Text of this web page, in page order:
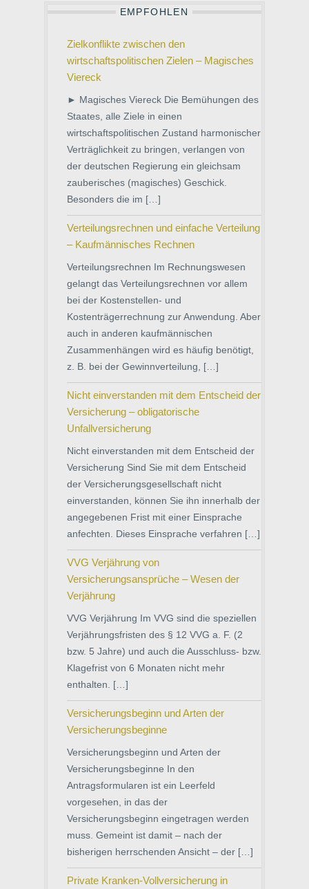
EMPFOHLEN
Zielkonflikte zwischen den
wirtschaftspolitischen Zielen – Magisches
Viereck
► Magisches Viereck Die Bemühungen des
Staates, alle Ziele in einen
wirtschaftspolitischen Zustand harmonischer
Verträglichkeit zu bringen, verlangen von
der deutschen Regierung ein gleichsam
zauberisches (magisches) Geschick.
Besonders die im […]
Verteilungsrechnen und einfache Verteilung
– Kaufmännisches Rechnen
Verteilungsrechnen Im Rechnungswesen
gelangt das Verteilungsrechnen vor allem
bei der Kostenstellen- und
Kostenträgerrechnung zur Anwendung. Aber
auch in anderen kaufmännischen
Zusammenhängen wird es häufig benötigt,
z. B. bei der Gewinnverteilung, […]
Nicht einverstanden mit dem Entscheid der
Versicherung – obligatorische
Unfallversicherung
Nicht einverstanden mit dem Entscheid der
Versicherung Sind Sie mit dem Entscheid
der Versicherungsgesellschaft nicht
einverstanden, können Sie ihn innerhalb der
angegebenen Frist mit einer Einsprache
anfechten. Dieses Einsprache verfahren […]
VVG Verjährung von
Versicherungsansprüche – Wesen der
Verjährung
VVG Verjährung Im VVG sind die speziellen
Verjährungsfristen des § 12 VVG a. F. (2
bzw. 5 Jahre) und auch die Ausschluss- bzw.
Klagefrist von 6 Monaten nicht mehr
enthalten. […]
Versicherungsbeginn und Arten der
Versicherungsbeginne
Versicherungsbeginn und Arten der
Versicherungsbeginne In den
Antragsformularen ist ein Leerfeld
vorgesehen, in das der
Versicherungsbeginn eingetragen werden
muss. Gemeint ist damit – nach der
bisherigen herrschenden Ansicht – der […]
Private Kranken-Vollversicherung in